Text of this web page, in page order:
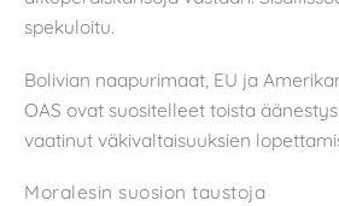
spekuloitu.
Bolivian naapurimaat, EU ja
OAS ovat suositelleet toista
vaatinut väkivaltaisuuksien
Moralesin suosion taustoja